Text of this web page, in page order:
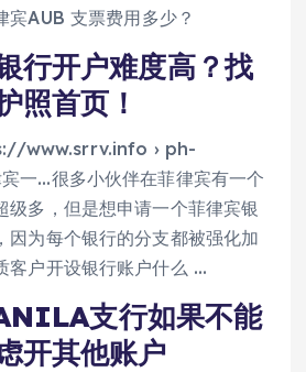
宾AUB 支票费用多少？
行开户难度高？找
照首页！
www.srrv.info › ph-
一…很多小伙伴在菲律宾有一个
级多，但是想申请一个菲律宾银
因为每个银行的分支都被强化加
客户开设银行账户什么 …
支行如果不能
开其他账户